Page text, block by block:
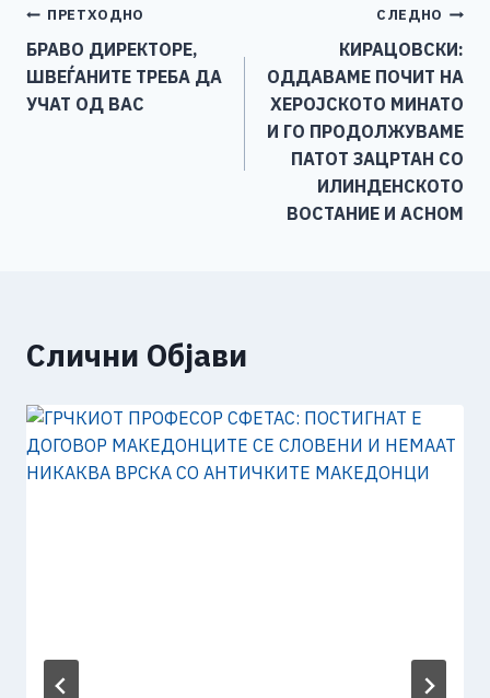
b
o
o
n
g
er
p
Li
n
k
Навигација
на
напис
ПРЕТХОДНО
БРАВО ДИРЕКТОРЕ,
ШВЕЃАНИТЕ ТРЕБА ДА
УЧАТ ОД ВАС
СЛЕДНО
КИРАЦОВСКИ:
ОДДАВАМЕ ПОЧИТ НА
ХЕРОЈСКОТО МИНАТО
И ГО ПРОДОЛЖУВАМЕ
ПАТОТ ЗАЦРТАН СО
ИЛИНДЕНСКОТО
ВОСТАНИЕ И АСНОМ
Слични Објави